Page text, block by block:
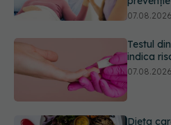
Dieta